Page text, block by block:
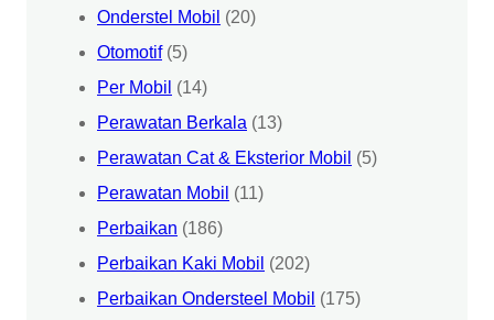
Onderstel Mobil (20)
Otomotif(5)
Per Mobil (14)
Perawatan Berkala (13)
Perawatan Cat & Eksterior Mobil (5)
Perawatan Mobil (11)
Perbaikan (186)
Perbaikan Kaki Mobil (202)
Perbaikan Ondersteel Mobil (175)